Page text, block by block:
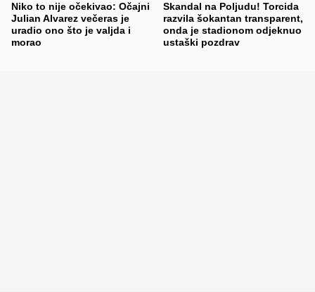
Niko to nije očekivao: Očajni
Julian Alvarez večeras je
uradio ono što je valjda i
morao
Skandal na Poljudu! Torcida
razvila šokantan transparent,
onda je stadionom odjeknuo
ustaški pozdrav